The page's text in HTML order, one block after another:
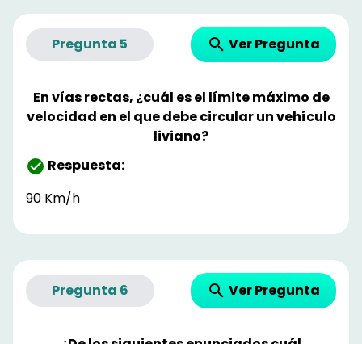
Pregunta 5 Ver Pregunta
En vías rectas, ¿cuál es el límite máximo de
velocidad en el que debe circular un vehículo
liviano?
Respuesta:
90 Km/h
Pregunta 6 Ver Pregunta